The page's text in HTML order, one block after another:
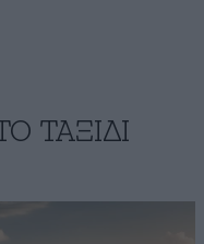
ΤΑΞΙΔΙ